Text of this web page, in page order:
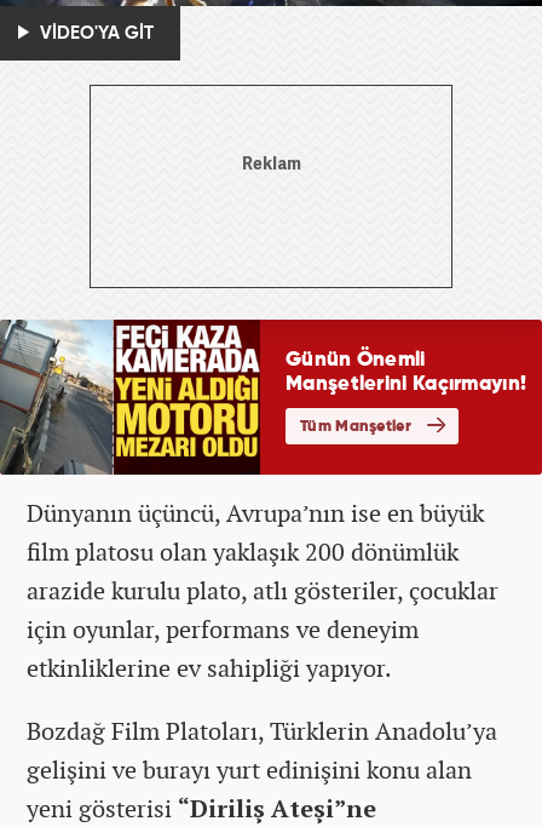
VİDEO'YA GİT
Dünyanın üçüncü, Avrupa’nın ise en büyük
film platosu olan yaklaşık 200 dönümlük
arazide kurulu plato, atlı gösteriler, çocuklar
için oyunlar, performans ve deneyim
etkinliklerine ev sahipliği yapıyor.
Bozdağ Film Platoları, Türklerin Anadolu’ya
gelişini ve burayı yurt edinişini konu alan
yeni gösterisi “Diriliş Ateşi”ne